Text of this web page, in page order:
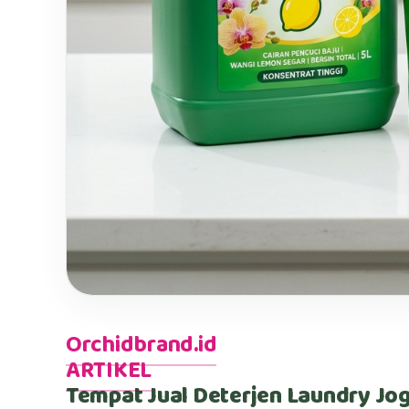
Orchidbrand.id
ARTIKEL
Tempat Jual Deterjen Laundry